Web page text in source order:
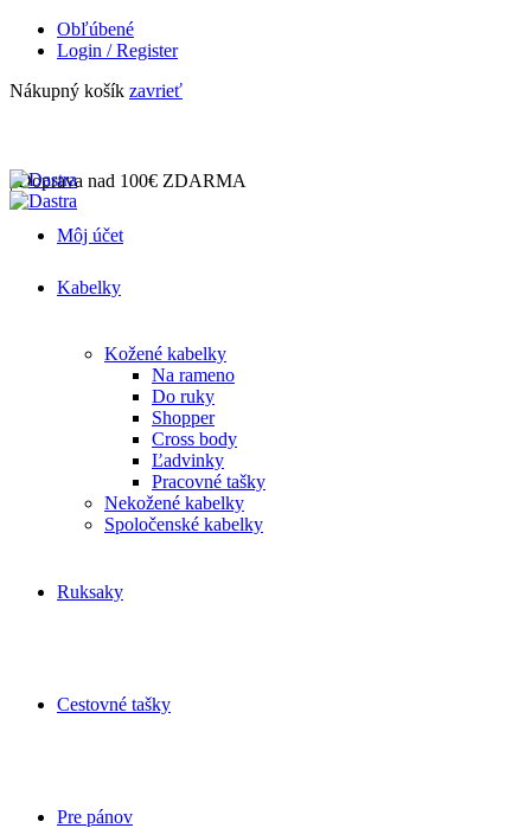
Obľúbené
Login / Register
Nákupný košík zavrieť
| Doprava nad 100€ ZDARMA
Môj účet
Kabelky
Kožené kabelky
Na rameno
Do ruky
Shopper
Cross body
Ľadvinky
Pracovné tašky
Nekožené kabelky
Spoločenské kabelky
Ruksaky
Cestovné tašky
Pre pánov